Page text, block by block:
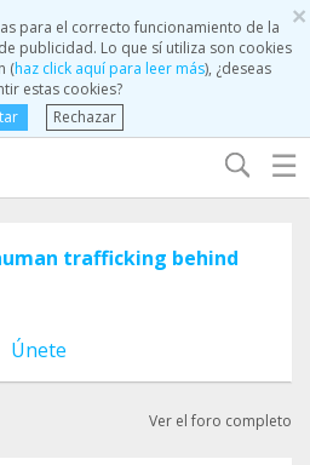
×
para el correcto funcionamiento de la
publicidad. Lo que sí utiliza son cookies
(haz click aquí para leer más), ¿deseas
estas cookies?
Rechazar
☰
trafficking behind
Únete
Ver el foro completo